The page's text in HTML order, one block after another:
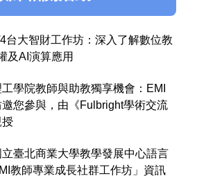
4台大智財工作坊：深入了解數位教
及AI演算應用
工學院教師與助教獨享機會：EMI
您參與，由《Fulbright學術交流
立臺北商業大學教學發展中心語言
教師專業成長社群工作坊」資訊